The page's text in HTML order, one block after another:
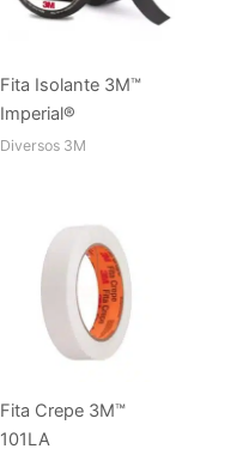
Fita Isolante 3M™
Imperial®
Diversos 3M
Fita Crepe 3M™
101LA